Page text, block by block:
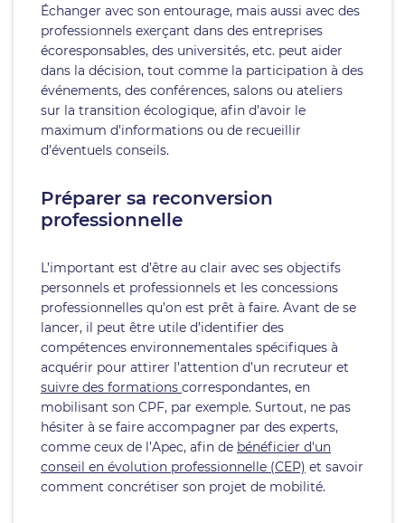
Échanger avec son entourage, mais aussi avec des
professionnels exerçant dans des entreprises
écoresponsables, des universités, etc. peut aider
dans la décision, tout comme la participation à des
événements, des conférences, salons ou ateliers
sur la transition écologique, afin d’avoir le
maximum d’informations ou de recueillir
d’éventuels conseils.
Préparer sa reconversion
professionnelle
L’important est d’être au clair avec ses objectifs
personnels et professionnels et les concessions
professionnelles qu’on est prêt à faire. Avant de se
lancer, il peut être utile d’identifier des
compétences environnementales spécifiques à
acquérir pour attirer l’attention d’un recruteur et
suivre des formations correspondantes, en
mobilisant son CPF, par exemple. Surtout, ne pas
hésiter à se faire accompagner par des experts,
comme ceux de l’Apec, afin de bénéficier d'un
conseil en évolution professionnelle (CEP) et savoir
comment concrétiser son projet de mobilité.